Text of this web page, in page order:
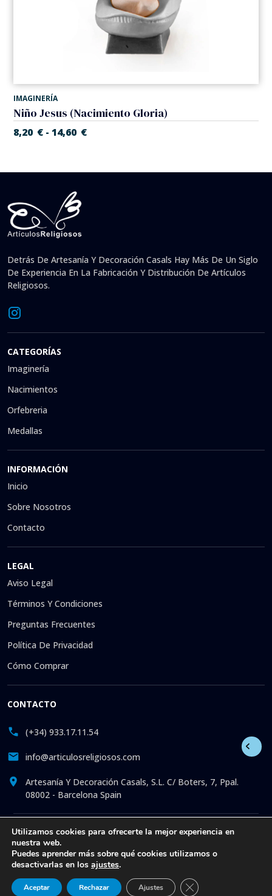
IMAGINERÍA
Niño Jesus (Nacimiento Gloria)
8,20 € - 14,60 €
Detrás De Artesanía Y Decoración Casals Hay Más De Un Siglo
De Experiencia En La Fabricación Y Distribución De Artículos
Religiosos.
CATEGORÍAS
Imaginería
Nacimientos
Orfebreria
Medallas
INFORMACIÓN
Inicio
Sobre Nosotros
Contacto
LEGAL
Aviso Legal
Términos Y Condiciones
Preguntas Frecuentes
Política De Privacidad
Cómo Comprar
CONTACTO
(+34) 933.17.11.54
info@articulosreligiosos.com
Artesanía Y Decoración Casals, S.L. C/ Boters, 7, Ppal.
08002 - Barcelona Spain
© 2026 © 1992-presente Artesanía y Decoración Casals, S.L.
Reservados todos los derechos. Tienda online especializada
en la venta de Artículos Religiosos: Estatuas. Fotos. Iconos.
Medallas. Artículos de iglesia. Liturgia. Más de 30 años
ofreciendo atención online a todos nuestros clientes, con
artículos exclusivos al mejor precio y con el mejor servicio.
Utilizamos cookies para ofrecerte la mejor experiencia en
nuestra web.
Puedes aprender más sobre qué cookies utilizamos o
desactivarlas en los ajustes.
Aceptar Rechazar Ajustes Cerrar el banner de